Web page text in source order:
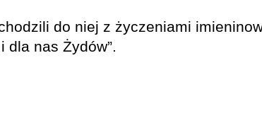
do niej z życzeniami
dla nas Żydów”.